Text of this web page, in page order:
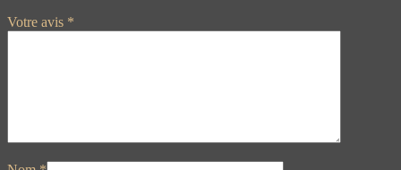
Votre avis *